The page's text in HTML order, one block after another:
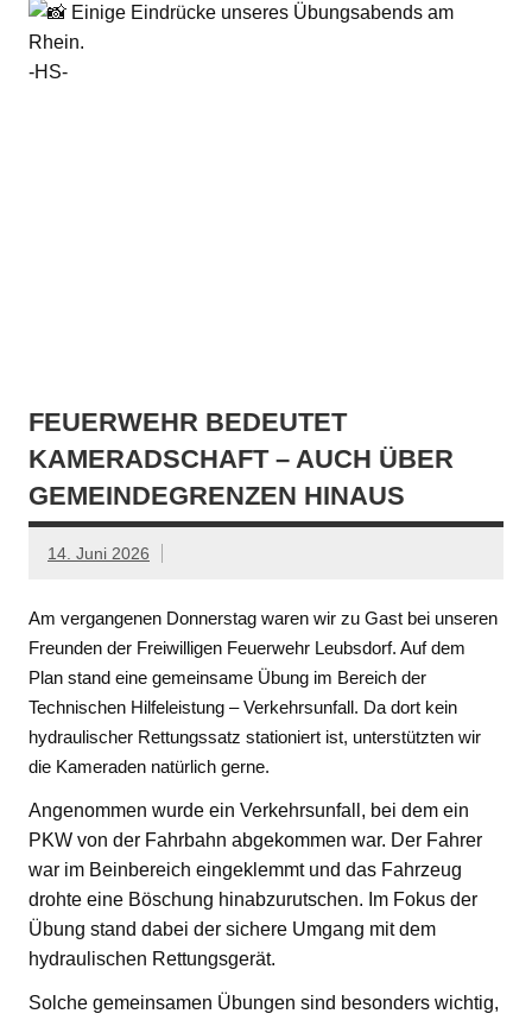
Einige Eindrücke unseres Übungsabends am
Rhein.
-HS-
FEUERWEHR BEDEUTET
KAMERADSCHAFT – AUCH ÜBER
GEMEINDEGRENZEN HINAUS
14. Juni 2026
Am vergangenen Donnerstag waren wir zu Gast bei unseren
Freunden der Freiwilligen Feuerwehr Leubsdorf. Auf dem
Plan stand eine gemeinsame Übung im Bereich der
Technischen Hilfeleistung – Verkehrsunfall. Da dort kein
hydraulischer Rettungssatz stationiert ist, unterstützten wir
die Kameraden natürlich gerne.
Angenommen wurde ein Verkehrsunfall, bei dem ein
PKW von der Fahrbahn abgekommen war. Der Fahrer
war im Beinbereich eingeklemmt und das Fahrzeug
drohte eine Böschung hinabzurutschen. Im Fokus der
Übung stand dabei der sichere Umgang mit dem
hydraulischen Rettungsgerät.
Solche gemeinsamen Übungen sind besonders wichtig,